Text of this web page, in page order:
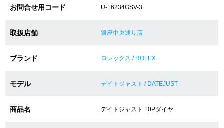
腕時計サイズ調整サービス
店舗受け取りサービス
店舗取り寄せサービス
お問合せ用コード U-16234GSV-3
取扱店舗 銀座中央通り店
ブランド ロレックス / ROLEX
モデル デイトジャスト / DATEJUST
商品名 デイトジャスト 10Pダイヤ